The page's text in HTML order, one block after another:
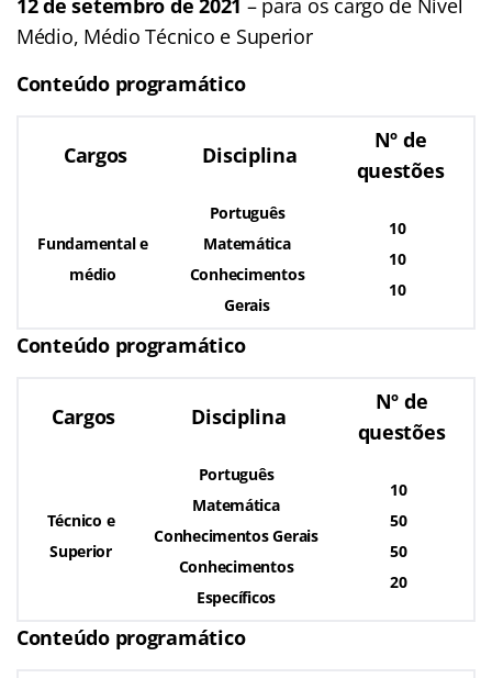
12 de setembro de 2021 – para os cargo de Nível
Médio, Médio Técnico e Superior
Conteúdo programático
Cargos Disciplina
Nº de
questões
Fundamental e
médio
Português
Matemática
Conhecimentos
Gerais
10
10
10
Conteúdo programático
Cargos Disciplina
Nº de
questões
Técnico e
Superior
Português
Matemática
Conhecimentos Gerais
Conhecimentos
Específicos
10
50
50
20
Conteúdo programático